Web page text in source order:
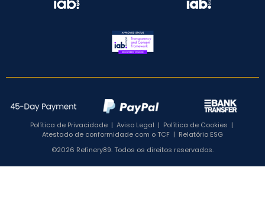
Política de Privacidade | Aviso Legal | Política de Cookies |
Atestado de conformidade com o TCF | Relatório ESG
©2026 Refinery89. Todos os direitos reservados.